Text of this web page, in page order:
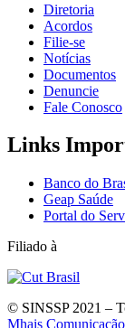
Diretoria
Acordos
Filie-se
Notícias
Documentos
Denuncie
Fale Conosco
Links
Banco do
Geap Saúde
Portal do
Filiado à
© SINSSP 2021 –
Mhais Comunicação